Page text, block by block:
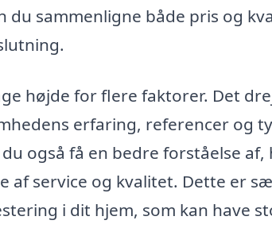
sammenligne både pris og
højde for flere faktorer. Det
erfaring, referencer og
også få en bedre forståelse af,
af service og kvalitet. Dette er
i dit hjem, som kan have